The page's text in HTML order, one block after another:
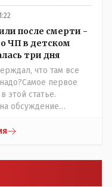
после смерти -
ЧП в детском
три дня
что там все
первое
этой статье.
обсуждение
пишет, что
только в
административно-